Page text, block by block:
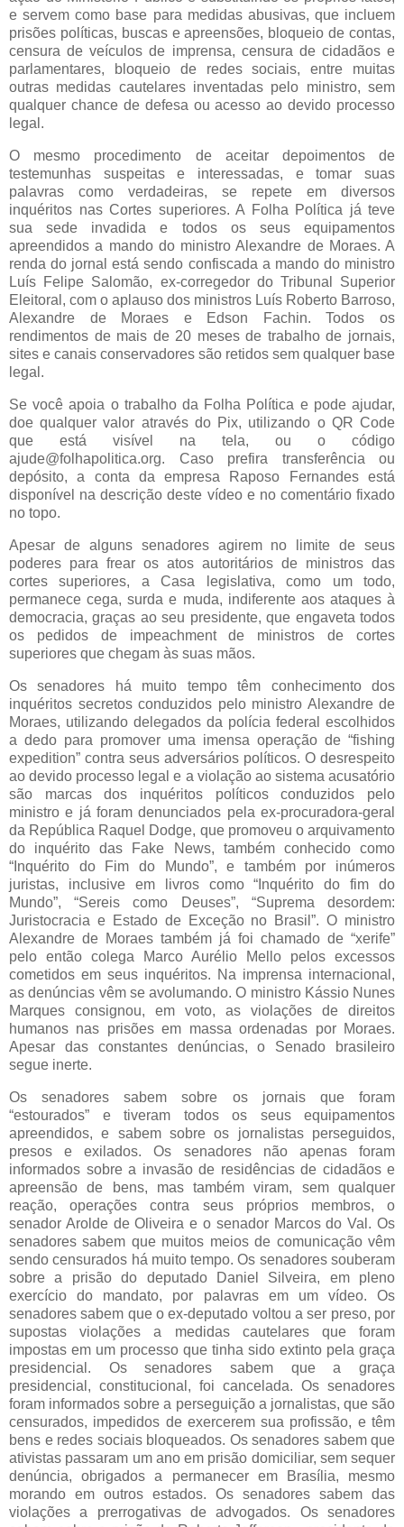
e servem como base para medidas abusivas, que incluem
prisões políticas, buscas e apreensões, bloqueio de contas,
censura de veículos de imprensa, censura de cidadãos e
parlamentares, bloqueio de redes sociais, entre muitas
outras medidas cautelares inventadas pelo ministro, sem
qualquer chance de defesa ou acesso ao devido processo
legal.
O mesmo procedimento de aceitar depoimentos de
testemunhas suspeitas e interessadas, e tomar suas
palavras como verdadeiras, se repete em diversos
inquéritos nas Cortes superiores. A Folha Política já teve
sua sede invadida e todos os seus equipamentos
apreendidos a mando do ministro Alexandre de Moraes. A
renda do jornal está sendo confiscada a mando do ministro
Luís Felipe Salomão, ex-corregedor do Tribunal Superior
Eleitoral, com o aplauso dos ministros Luís Roberto Barroso,
Alexandre de Moraes e Edson Fachin. Todos os
rendimentos de mais de 20 meses de trabalho de jornais,
sites e canais conservadores são retidos sem qualquer base
legal.
Se você apoia o trabalho da Folha Política e pode ajudar,
doe qualquer valor através do Pix, utilizando o QR Code
que está visível na tela, ou o código
ajude@folhapolitica.org. Caso prefira transferência ou
depósito, a conta da empresa Raposo Fernandes está
disponível na descrição deste vídeo e no comentário fixado
no topo.
Apesar de alguns senadores agirem no limite de seus
poderes para frear os atos autoritários de ministros das
cortes superiores, a Casa legislativa, como um todo,
permanece cega, surda e muda, indiferente aos ataques à
democracia, graças ao seu presidente, que engaveta todos
os pedidos de impeachment de ministros de cortes
superiores que chegam às suas mãos.
Os senadores há muito tempo têm conhecimento dos
inquéritos secretos conduzidos pelo ministro Alexandre de
Moraes, utilizando delegados da polícia federal escolhidos
a dedo para promover uma imensa operação de “fishing
expedition” contra seus adversários políticos. O desrespeito
ao devido processo legal e a violação ao sistema acusatório
são marcas dos inquéritos políticos conduzidos pelo
ministro e já foram denunciados pela ex-procuradora-geral
da República Raquel Dodge, que promoveu o arquivamento
do inquérito das Fake News, também conhecido como
“Inquérito do Fim do Mundo”, e também por inúmeros
juristas, inclusive em livros como “Inquérito do fim do
Mundo”, “Sereis como Deuses”, “Suprema desordem:
Juristocracia e Estado de Exceção no Brasil”. O ministro
Alexandre de Moraes também já foi chamado de “xerife”
pelo então colega Marco Aurélio Mello pelos excessos
cometidos em seus inquéritos. Na imprensa internacional,
as denúncias vêm se avolumando. O ministro Kássio Nunes
Marques consignou, em voto, as violações de direitos
humanos nas prisões em massa ordenadas por Moraes.
Apesar das constantes denúncias, o Senado brasileiro
segue inerte.
Os senadores sabem sobre os jornais que foram
“estourados” e tiveram todos os seus equipamentos
apreendidos, e sabem sobre os jornalistas perseguidos,
presos e exilados. Os senadores não apenas foram
informados sobre a invasão de residências de cidadãos e
apreensão de bens, mas também viram, sem qualquer
reação, operações contra seus próprios membros, o
senador Arolde de Oliveira e o senador Marcos do Val. Os
senadores sabem que muitos meios de comunicação vêm
sendo censurados há muito tempo. Os senadores souberam
sobre a prisão do deputado Daniel Silveira, em pleno
exercício do mandato, por palavras em um vídeo. Os
senadores sabem que o ex-deputado voltou a ser preso, por
supostas violações a medidas cautelares que foram
impostas em um processo que tinha sido extinto pela graça
presidencial. Os senadores sabem que a graça
presidencial, constitucional, foi cancelada. Os senadores
foram informados sobre a perseguição a jornalistas, que são
censurados, impedidos de exercerem sua profissão, e têm
bens e redes sociais bloqueados. Os senadores sabem que
ativistas passaram um ano em prisão domiciliar, sem sequer
denúncia, obrigados a permanecer em Brasília, mesmo
morando em outros estados. Os senadores sabem das
violações a prerrogativas de advogados. Os senadores